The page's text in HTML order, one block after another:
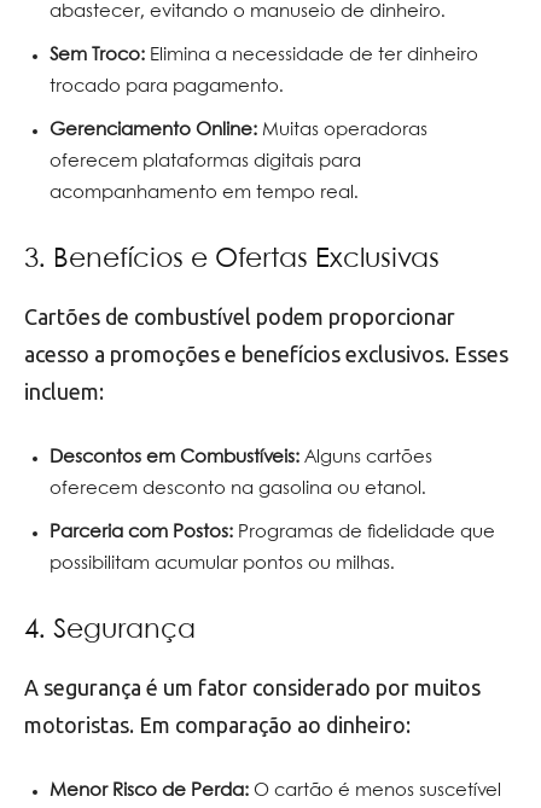
abastecer, evitando o manuseio de dinheiro.
Sem Troco: Elimina a necessidade de ter dinheiro
trocado para pagamento.
Gerenciamento Online: Muitas operadoras
oferecem plataformas digitais para
acompanhamento em tempo real.
3. Benefícios e Ofertas Exclusivas
Cartões de combustível podem proporcionar
acesso a promoções e benefícios exclusivos. Esses
incluem:
Descontos em Combustíveis: Alguns cartões
oferecem desconto na gasolina ou etanol.
Parceria com Postos: Programas de fidelidade que
possibilitam acumular pontos ou milhas.
4. Segurança
A segurança é um fator considerado por muitos
motoristas. Em comparação ao dinheiro:
Menor Risco de Perda: O cartão é menos suscetível